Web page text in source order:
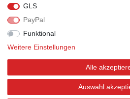
VERSANDPARTNER
GLS
PayPal
Funktional
Weitere Einstellungen
Alle
Auswahl